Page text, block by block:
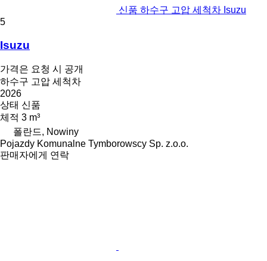
신품 하수구 고압 세척차 Isuzu
5
Isuzu
가격은 요청 시 공개
하수구 고압 세척차
2026
상태 신품
체적 3 m³
폴란드, Nowiny
Pojazdy Komunalne Tymborowscy Sp. z.o.o.
판매자에게 연락